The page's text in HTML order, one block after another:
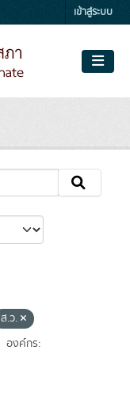
เข้าสู่ระบบ
ส.ว.
องค์กร: